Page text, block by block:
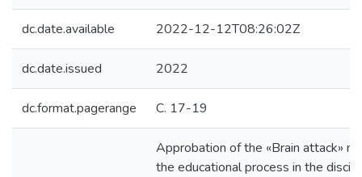
dc.date.available 2022-12-12T08:26:02Z
dc.date.issued 2022
dc.format.pagerange С. 17-19
Approbation of the «Brain attack»
the educational process in the